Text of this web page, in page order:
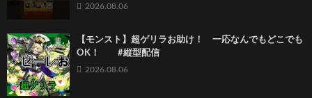
2026.08.06
【モンスト】超ゲリラお助け！ 一応なんでもどこでも
OK！ #縦型配信
2026.08.06